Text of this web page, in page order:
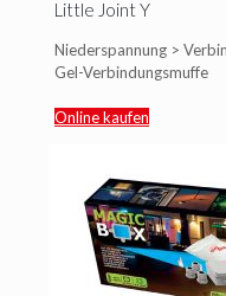
Little Joint Y
Niederspannung >
Gel-Verbindungsmuffe
Online kaufen